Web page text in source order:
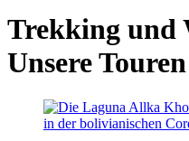
Trekking und
Unsere